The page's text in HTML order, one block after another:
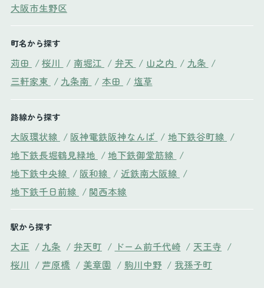
大阪市生野区
町名から探す
苅田 / 桜川 / 南堀江 / 弁天 / 山之内 / 九条 /
三軒家東 / 九条南 / 本田 / 塩草
路線から探す
大阪環状線 / 阪神電鉄阪神なんば / 地下鉄谷町線 /
地下鉄長堀鶴見緑地 / 地下鉄御堂筋線 /
地下鉄中央線 / 阪和線 / 近鉄南大阪線 /
地下鉄千日前線 / 関西本線
駅から探す
大正 / 九条 / 弁天町 / ドーム前千代崎 / 天王寺 /
桜川 / 芦原橋 / 美章園 / 駒川中野 / 我孫子町